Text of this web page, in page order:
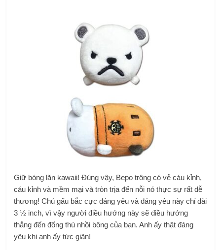
Giữ bóng lăn kawaii! Đúng vậy, Bepo trông có vẻ cáu kỉnh,
cáu kỉnh và mềm mại và tròn trịa đến nỗi nó thực sự rất dễ
thương!Chú gấu bắc cực đáng yêu và đáng yêu này chỉ dài
3 ½ inch, vì vậy người điều hướng này sẽ điều hướng
thẳng đến đống thú nhồi bông của bạn.Anh ấy thật đáng
yêu khi anh ấy tức giận!